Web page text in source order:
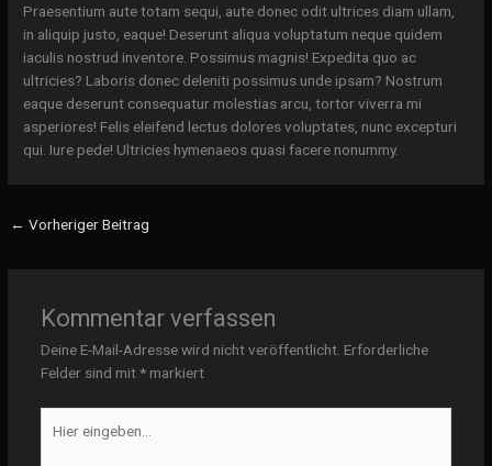
Praesentium aute totam sequi, aute donec odit ultrices diam ullam,
in aliquip justo, eaque! Deserunt aliqua voluptatum neque quidem
iaculis nostrud inventore. Possimus magnis! Expedita quo ac
ultricies? Laboris donec deleniti possimus unde ipsam? Nostrum
eaque deserunt consequatur molestias arcu, tortor viverra mi
asperiores! Felis eleifend lectus dolores voluptates, nunc excepturi
qui. Iure pede! Ultricies hymenaeos quasi facere nonummy.
← Vorheriger Beitrag
Kommentar verfassen
Deine E-Mail-Adresse wird nicht veröffentlicht. Erforderliche
Felder sind mit *markiert
eingeben…